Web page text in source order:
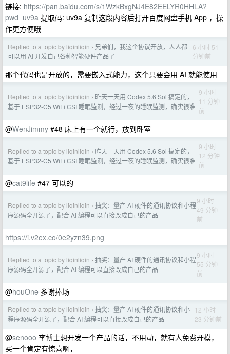
链接: https://pan.baidu.com/s/1WzkBxgNJ4E82EELYR0HHLA?
pwd=uv9a 提取码: uv9a 复制这段内容后打开百度网盘手机 App ，操
作更方便哦
Replied to a topic by liqinliqin › 兄弟们，我这个协议开放，人人都
可以用 AI 开发自己各种智能硬件产品了
6 小时 51
分钟前
那个代码也是开放的，需要嵌入式能力，这个只要会用 AI 就能使用
Replied to a topic by liqinliqin › 昨天一天用 Codex 5.6 Sol 搞定的，
基于 ESP32-C5 WiFi CSI 睡眠监测，经过一夜的睡眠监测，确实很准
9 小时
11 分钟
前
@WenJimmy #48 床上有一个就行，放到卧室
Replied to a topic by liqinliqin › 昨天一天用 Codex 5.6 Sol 搞定的，
基于 ESP32-C5 WiFi CSI 睡眠监测，经过一夜的睡眠监测，确实很准
9 小时
12 分钟
前
@cat9life #47 可以的
Replied to a topic by liqinliqin › 抽奖：量产 AI 硬件的通讯协议和小程
序源码全开源了，配合 AI 编程可以直接改成自己的产品
9 小时
49 分钟
前
https://i.v2ex.co/0e2yzn39.png
Replied to a topic by liqinliqin › 抽奖：量产 AI 硬件的通讯协议和小程
序源码全开源了，配合 AI 编程可以直接改成自己的产品
9 小时
55 分钟
前
@houOne 多谢捧场
Replied to a topic by liqinliqin › 抽奖：量产 AI 硬件的通讯协议和小
程序源码全开源了，配合 AI 编程可以直接改成自己的产品
12 小时
23 分钟前
@senooo 李博士想开发一个产品的话，不用动，就有人免费开模，
买一个肯定有惊喜啊，